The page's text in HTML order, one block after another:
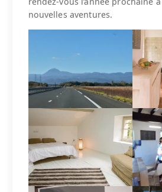
nouvelles aventures.